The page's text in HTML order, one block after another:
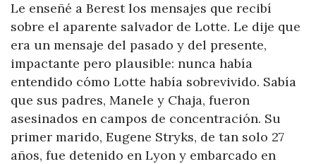
Le enseñé a Berest los mensajes que recibí
sobre el aparente salvador de Lotte. Le dije que
era un mensaje del pasado y del presente,
impactante pero plausible: nunca había
entendido cómo Lotte había sobrevivido. Sabía
que sus padres, Manele y Chaja, fueron
asesinados en campos de concentración. Su
primer marido, Eugene Stryks, de tan solo 27
años, fue detenido en Lyon y embarcado en